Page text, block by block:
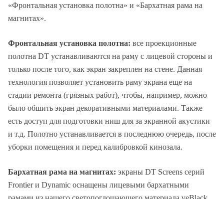
«Фронтальная установка полотна» и «Бархатная рама на
магнитах».
Фронтальная установка полотна: все проекционные
полотна DT устанавливаются на раму с лицевой стороны и
только после того, как экран закреплен на стене. Данная
технология позволяет установить раму экрана еще на
стадии ремонта (грязных работ), чтобы, например, можно
было обшить экран декоративными материалами. Также
есть доступ для подготовки ниш для за экранной акустики
и т.д. Полотно устанавливается в последнюю очередь, после
уборки помещения и перед калибровкой кинозала.
Бархатная рама на магнитах: экраны DT Screens серий
Frontier и Dynamic оснащены лицевыми бархатными